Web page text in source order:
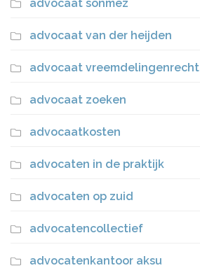
advocaat sonmez
advocaat van der heijden
advocaat vreemdelingenrecht
advocaat zoeken
advocaatkosten
advocaten in de praktijk
advocaten op zuid
advocatencollectief
advocatenkantoor aksu